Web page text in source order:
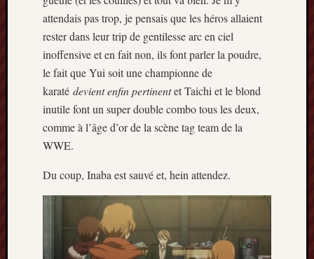
attendais pas trop, je pensais que les héros allaient
rester dans leur trip de gentilesse arc en ciel
inoffensive et en fait non, ils font parler la poudre,
le fait que Yui soit une championne de
karaté devient enfin pertinentet Taichi et le blond
inutile font un super double combo tous les deux,
comme à l’âge d’or de la scène tag team de la
WWE.
Du coup, Inaba est sauvé et, hein attendez.